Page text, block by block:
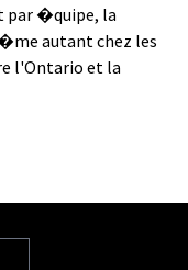
par �quipe, la
autant chez les
l'Ontario et la